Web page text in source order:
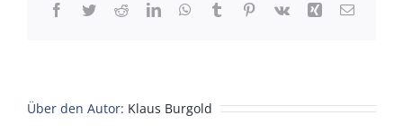
Facebook
TwitterRedditLinkedInWhatsApp
TumblrPinterest
Vk Xing E-
Über den Autor: Klaus Burgold